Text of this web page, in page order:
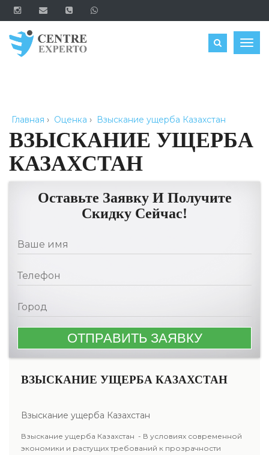
ЗАКАЗАТЬ
Главная › Оценка › Взыскание ущерба Казахстан
ВЗЫСКАНИЕ УЩЕРБА
КАЗАХСТАН
Оставьте Заявку И Получите
Скидку Сейчас!
ВЗЫСКАНИЕ УЩЕРБА КАЗАХСТАН
Взыскание ущерба Казахстан
Взыскание ущерба Казахстан - В условиях современной
экономики и растущих требований к прозрачности